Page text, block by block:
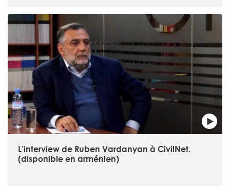
L’interview de Ruben Vardanyan à CivilNet.
(disponible en arménien)